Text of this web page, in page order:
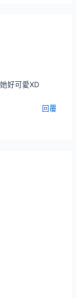
好可愛XD
回覆